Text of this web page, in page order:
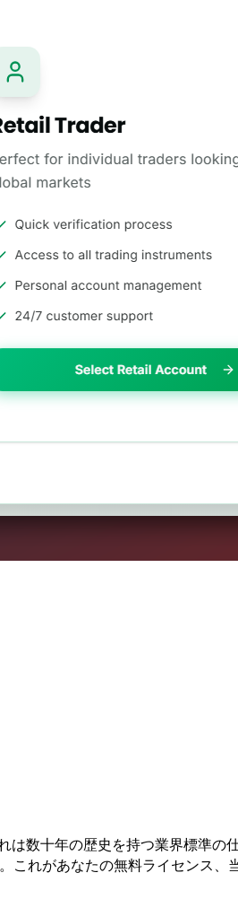
は数十年の歴史を持つ業界標準の
これがあなたの無料ライセンス、